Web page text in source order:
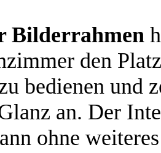
Bilderrahmen
den
bedienen und
an. Der
ohne